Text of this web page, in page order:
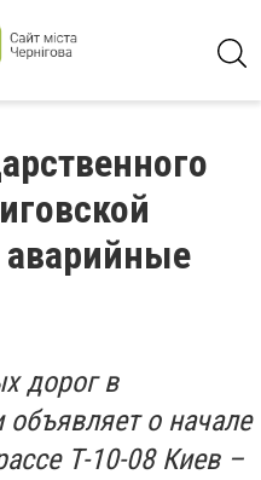
аварийные
дорог в
объявляет о начале
Т-10-08 Киев –